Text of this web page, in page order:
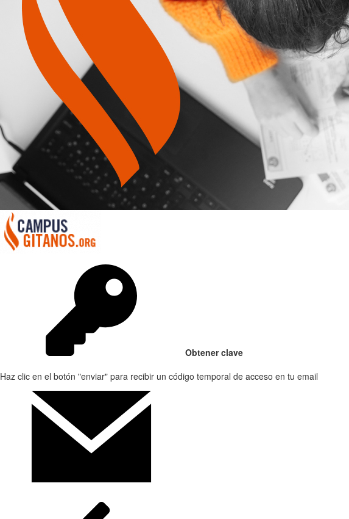
Obtener clave
Haz clic en el botón "enviar" para recibir un código temporal de acceso en tu email